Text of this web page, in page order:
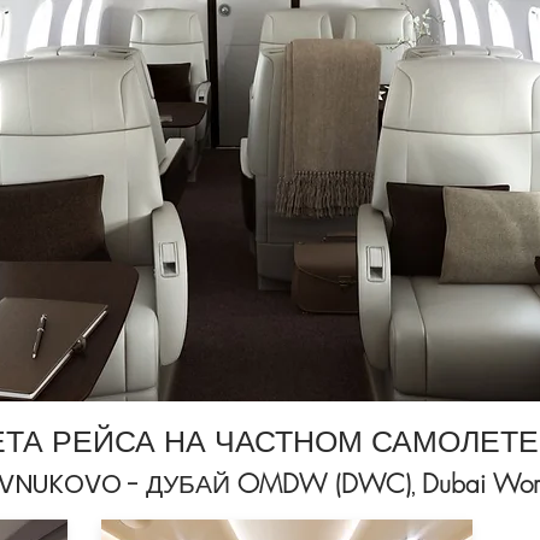
РЕЙСА НА ЧАСТНОМ
- ДУБАЙ OMDW (DWC), Dubai